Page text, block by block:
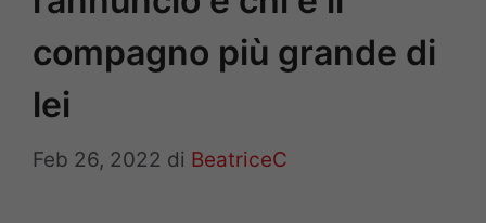
compagno più grande di
lei
Feb 26, 2022 di BeatriceC